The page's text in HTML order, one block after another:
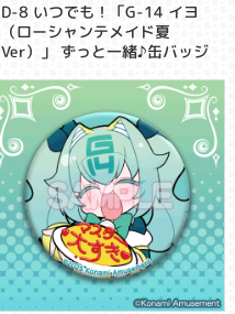
D-8 いつでも！「G-14 イヨ
（ローシャンテメイド夏
Ver）」 ずっと一緒♪缶バッジ